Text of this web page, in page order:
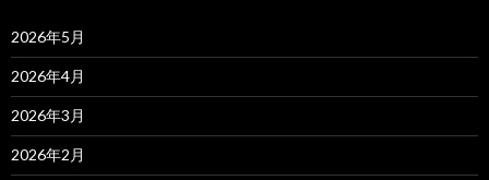
2026年5月
2026年4月
2026年3月
2026年2月